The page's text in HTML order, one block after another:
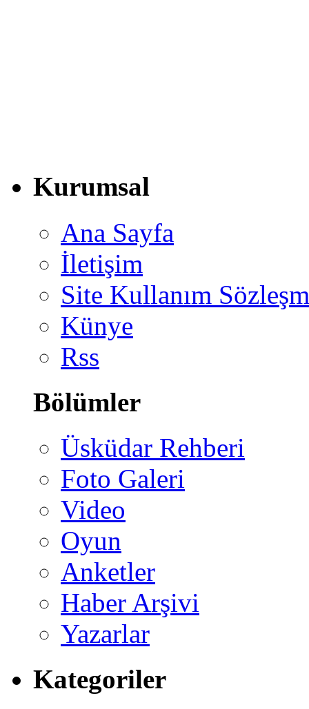
Kurumsal
Ana Sayfa
İletişim
Site Kullanım
Künye
Rss
Bölümler
Üsküdar Rehberi
Foto Galeri
Video
Oyun
Anketler
Haber Arşivi
Yazarlar
Kategoriler